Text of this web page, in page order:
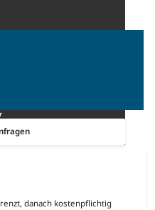
danach kostenpflichtig